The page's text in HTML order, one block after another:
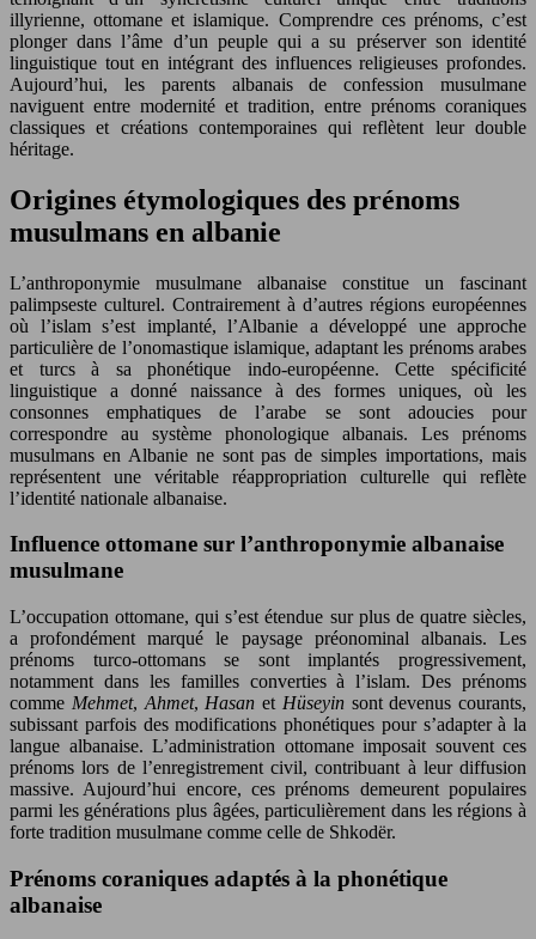
illyrienne, ottomane et islamique. Comprendre ces prénoms, c’est
plonger dans l’âme d’un peuple qui a su préserver son identité
linguistique tout en intégrant des influences religieuses profondes.
Aujourd’hui, les parents albanais de confession musulmane
naviguent entre modernité et tradition, entre prénoms coraniques
classiques et créations contemporaines qui reflètent leur double
héritage.
Origines étymologiques des prénoms
musulmans en albanie
L’anthroponymie musulmane albanaise constitue un fascinant
palimpseste culturel. Contrairement à d’autres régions européennes
où l’islam s’est implanté, l’Albanie a développé une approche
particulière de l’onomastique islamique, adaptant les prénoms arabes
et turcs à sa phonétique indo-européenne. Cette spécificité
linguistique a donné naissance à des formes uniques, où les
consonnes emphatiques de l’arabe se sont adoucies pour
correspondre au système phonologique albanais. Les prénoms
musulmans en Albanie ne sont pas de simples importations, mais
représentent une véritable réappropriation culturelle qui reflète
l’identité nationale albanaise.
Influence ottomane sur l’anthroponymie albanaise
musulmane
L’occupation ottomane, qui s’est étendue sur plus de quatre siècles,
a profondément marqué le paysage préonominal albanais. Les
prénoms turco-ottomans se sont implantés progressivement,
notamment dans les familles converties à l’islam. Des prénoms
comme Mehmet, Ahmet, Hasan et Hüseyinsont devenus courants,
subissant parfois des modifications phonétiques pour s’adapter à la
langue albanaise. L’administration ottomane imposait souvent ces
prénoms lors de l’enregistrement civil, contribuant à leur diffusion
massive. Aujourd’hui encore, ces prénoms demeurent populaires
parmi les générations plus âgées, particulièrement dans les régions à
forte tradition musulmane comme celle de Shkodër.
Prénoms coraniques adaptés à la phonétique
albanaise